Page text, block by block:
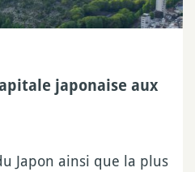
japonaise aux
Japon ainsi que la plus